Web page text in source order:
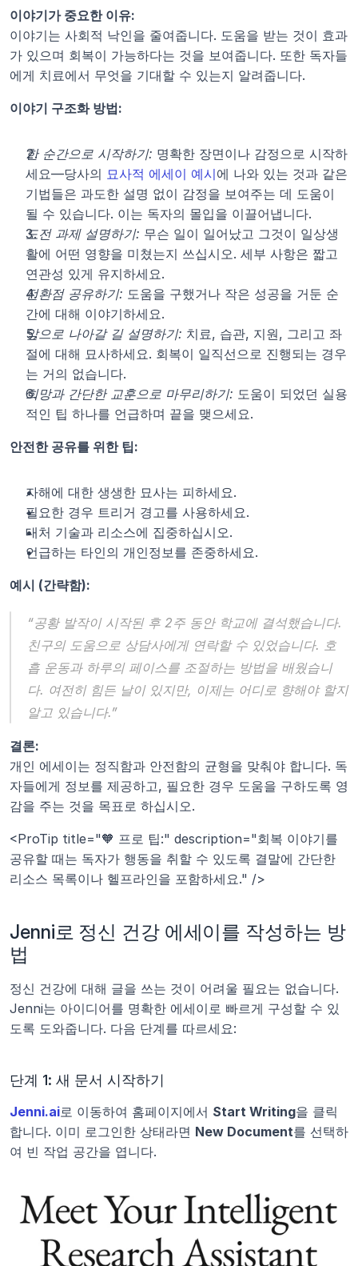
이야기가 중요한 이유:
이야기는 사회적 낙인을 줄여줍니다. 도움을 받는 것이 효과
가 있으며 회복이 가능하다는 것을 보여줍니다. 또한 독자들
에게 치료에서 무엇을 기대할 수 있는지 알려줍니다.
이야기 구조화 방법:
한 순간으로 시작하기: 명확한 장면이나 감정으로 시작하
세요—당사의 묘사적 에세이 예시에 나와 있는 것과 같은
기법들은 과도한 설명 없이 감정을 보여주는 데 도움이
될 수 있습니다. 이는 독자의 몰입을 이끌어냅니다.
도전 과제 설명하기: 무슨 일이 일어났고 그것이 일상생
활에 어떤 영향을 미쳤는지 쓰십시오. 세부 사항은 짧고
연관성 있게 유지하세요.
전환점 공유하기: 도움을 구했거나 작은 성공을 거둔 순
간에 대해 이야기하세요.
앞으로 나아갈 길 설명하기: 치료, 습관, 지원, 그리고 좌
절에 대해 묘사하세요. 회복이 일직선으로 진행되는 경우
는 거의 없습니다.
희망과 간단한 교훈으로 마무리하기: 도움이 되었던 실용
적인 팁 하나를 언급하며 끝을 맺으세요.
안전한 공유를 위한 팁:
자해에 대한 생생한 묘사는 피하세요.
필요한 경우 트리거 경고를 사용하세요.
대처 기술과 리소스에 집중하십시오.
언급하는 타인의 개인정보를 존중하세요.
예시 (간략함):
“공황 발작이 시작된 후 2주 동안 학교에 결석했습니다.
친구의 도움으로 상담사에게 연락할 수 있었습니다. 호
흡 운동과 하루의 페이스를 조절하는 방법을 배웠습니
다. 여전히 힘든 날이 있지만, 이제는 어디로 향해야 할지
알고 있습니다.”
결론:
개인 에세이는 정직함과 안전함의 균형을 맞춰야 합니다. 독
자들에게 정보를 제공하고, 필요한 경우 도움을 구하도록 영
감을 주는 것을 목표로 하십시오.
<ProTip title="🧡 프로 팁:" description="회복 이야기를
공유할 때는 독자가 행동을 취할 수 있도록 결말에 간단한
리소스 목록이나 헬프라인을 포함하세요." />
Jenni로 정신 건강 에세이를 작성하는 방
법
정신 건강에 대해 글을 쓰는 것이 어려울 필요는 없습니다.
Jenni는 아이디어를 명확한 에세이로 빠르게 구성할 수 있
도록 도와줍니다. 다음 단계를 따르세요:
단계 1: 새 문서 시작하기
Jenni.ai로 이동하여 홈페이지에서 Start Writing을 클릭
합니다. 이미 로그인한 상태라면 New Document를 선택하
여 빈 작업 공간을 엽니다.